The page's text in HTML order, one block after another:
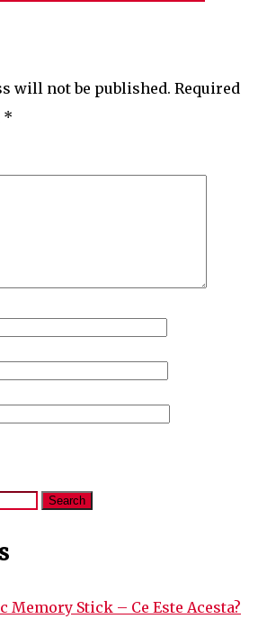
will not be published. Required
*
Memory Stick – Ce Este Acesta?